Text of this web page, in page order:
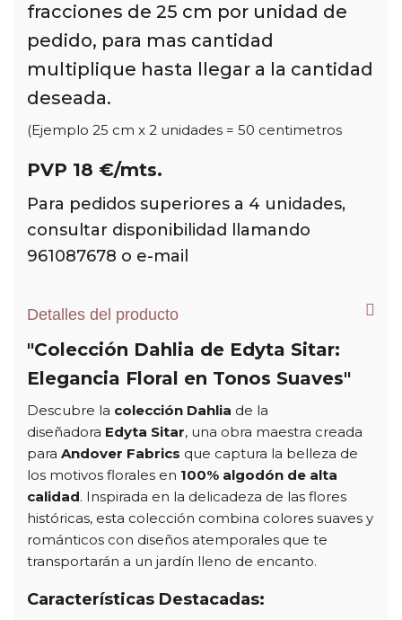
fracciones de 25 cm por unidad de
pedido, para mas cantidad
multiplique hasta llegar a la cantidad
deseada.
(Ejemplo 25 cm x 2 unidades = 50 centimetros
PVP 18 €/mts.
Para pedidos superiores a 4 unidades,
consultar disponibilidad llamando
961087678 o e-mail
Detalles del producto
"Colección Dahlia de Edyta Sitar:
Elegancia Floral en Tonos Suaves"
Descubre la colección Dahlia de la
diseñadora Edyta Sitar, una obra maestra creada
para Andover Fabrics que captura la belleza de
los motivos florales en 100% algodón de alta
calidad. Inspirada en la delicadeza de las flores
históricas, esta colección combina colores suaves y
románticos con diseños atemporales que te
transportarán a un jardín lleno de encanto.
Características Destacadas: